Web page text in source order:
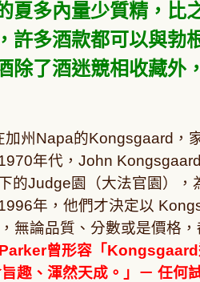
夏多內量少質精，比
許多酒款都可以與勃
除了酒迷競相收藏外
加州Napa的Kongsgaard，
年代，John
的Judge園（大法官園），
年，他們才決定以
無論品質、分數或是價格
曾形容「Kongsgaard
趣、渾然天成。」 － 任何